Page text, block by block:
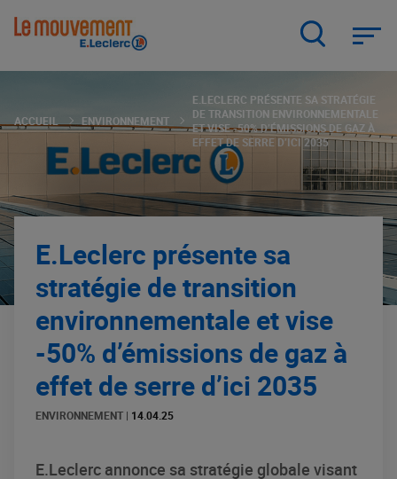
ACCUEIL ENVIRONNEMENT
E.LECLERC PRÉSENTE SA STRATÉGIE
DE TRANSITION ENVIRONNEMENTALE
ET VISE -50% D’ÉMISSIONS DE GAZ À
EFFET DE SERRE D’ICI 2035
E.Leclerc présente sa
stratégie de transition
environnementale et vise
-50% d’émissions de gaz à
effet de serre d’ici 2035
ENVIRONNEMENT | 14.04.25
E.Leclerc annonce sa stratégie globale visant